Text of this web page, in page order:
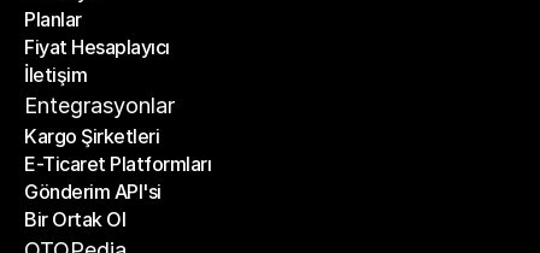
Anasayfa
Planlar
Planlar
Fiyat Hesaplayıcı
Fiyat Hesaplayıcı
İletişim
İletişim
Entegrasyonlar
Kargo Şirketleri
Kargo Şirketleri
E-Ticaret Platformları
E-Ticaret Platformları
Gönderim API'si
Gönderim API'si
Bir Ortak Ol
Bir Ortak Ol